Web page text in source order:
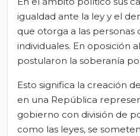
igualdad ante la ley y el
que otorga a las personas
individuales. En oposición
postularon la soberanía
Esto significa la creación
en una República
gobierno con división de
como las leyes, se